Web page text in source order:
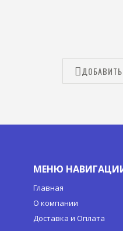
МЕНЮ
Главная
О компании
Доставка и Оплата